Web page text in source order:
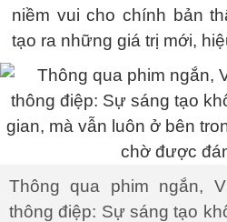
niềm vui cho chính bản
tạo ra những giá trị mới,
Thông qua phim ngắn,
thông điệp: Sự sáng tạo